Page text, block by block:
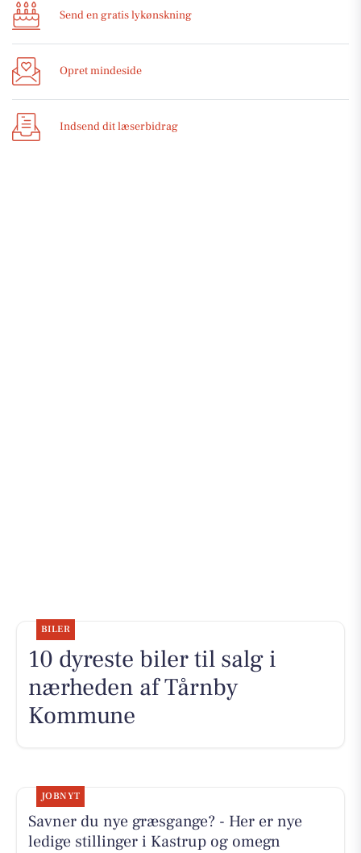
Send en gratis lykønskning
Opret mindeside
Indsend dit læserbidrag
BILER
10 dyreste biler til salg i
nærheden af Tårnby
Kommune
JOBNYT
Savner du nye græsgange? - Her er nye
ledige stillinger i Kastrup og omegn